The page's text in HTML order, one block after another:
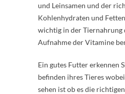
und Leinsamen und der
Kohlenhydraten und
wichtig in der Tiernahrung
Aufnahme der Vitamine
Ein gutes Futter erkennen
befinden ihres Tieres
sehen ist ob es die